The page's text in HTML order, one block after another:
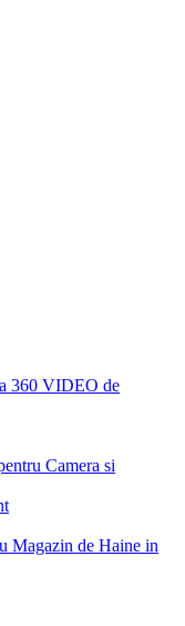
360 VIDEO de
Camera si
Magazin de Haine in